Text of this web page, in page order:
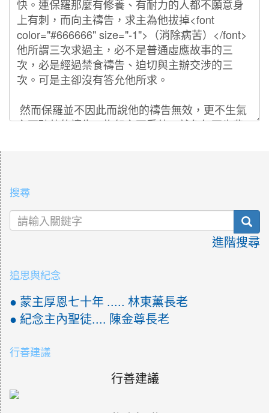
搜尋
進階搜尋
追思與紀念
● 蒙主厚恩七十年 ..... 林東薰長老
● 紀念主內聖徒.... 陳金尊長老
行善建議
行善建議